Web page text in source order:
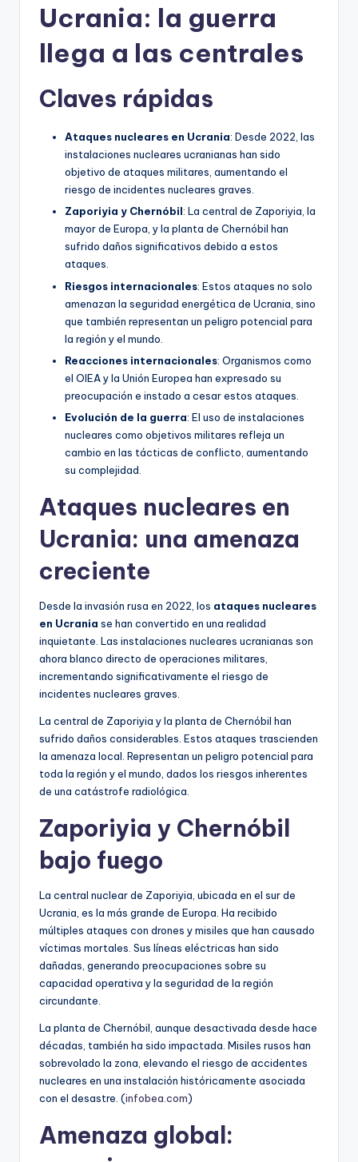
Ucrania: la guerra
llega a las centrales
Claves rápidas
Ataques nucleares en Ucrania: Desde 2022, las
instalaciones nucleares ucranianas han sido
objetivo de ataques militares, aumentando el
riesgo de incidentes nucleares graves.
Zaporiyia y Chernóbil: La central de Zaporiyia, la
mayor de Europa, y la planta de Chernóbil han
sufrido daños significativos debido a estos
ataques.
Riesgos internacionales: Estos ataques no solo
amenazan la seguridad energética de Ucrania, sino
que también representan un peligro potencial para
la región y el mundo.
Reacciones internacionales: Organismos como
el OIEA y la Unión Europea han expresado su
preocupación e instado a cesar estos ataques.
Evolución de la guerra: El uso de instalaciones
nucleares como objetivos militares refleja un
cambio en las tácticas de conflicto, aumentando
su complejidad.
Ataques nucleares en
Ucrania: una amenaza
creciente
Desde la invasión rusa en 2022, los ataques nucleares
en Ucrania se han convertido en una realidad
inquietante. Las instalaciones nucleares ucranianas son
ahora blanco directo de operaciones militares,
incrementando significativamente el riesgo de
incidentes nucleares graves.
La central de Zaporiyia y la planta de Chernóbil han
sufrido daños considerables. Estos ataques trascienden
la amenaza local. Representan un peligro potencial para
toda la región y el mundo, dados los riesgos inherentes
de una catástrofe radiológica.
Zaporiyia y Chernóbil
bajo fuego
La central nuclear de Zaporiyia, ubicada en el sur de
Ucrania, es la más grande de Europa. Ha recibido
múltiples ataques con drones y misiles que han causado
víctimas mortales. Sus líneas eléctricas han sido
dañadas, generando preocupaciones sobre su
capacidad operativa y la seguridad de la región
circundante.
La planta de Chernóbil, aunque desactivada desde hace
décadas, también ha sido impactada. Misiles rusos han
sobrevolado la zona, elevando el riesgo de accidentes
nucleares en una instalación históricamente asociada
con el desastre. (infobea.com)
Amenaza global: